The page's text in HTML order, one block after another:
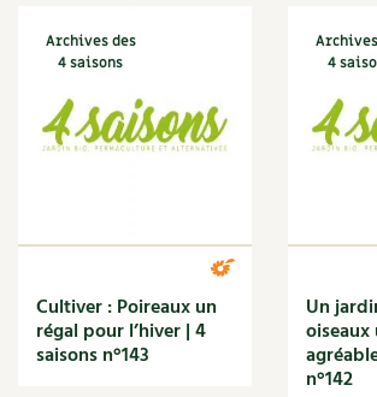
Multiplication
Mûre
Muret
Muscade
Musique
Nettoyage
Nichoir
Noisette
Noix
Archives des
4 saisons
Cultiver : Poireaux un
régal pour l’hiver | 4
saisons n°143
4
Un
n°142